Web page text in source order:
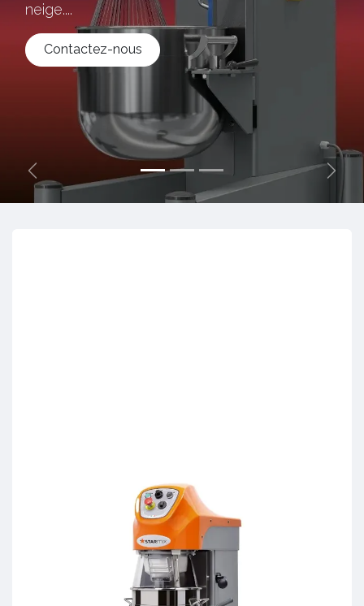
neige....
Contactez-nous
Précédent